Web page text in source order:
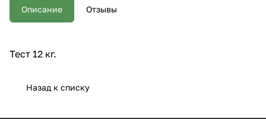
Описание Отзывы
Тест 12 кг.
Назад к списку